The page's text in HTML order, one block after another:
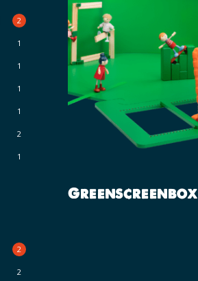
2
1
1
1
1
2
1
2
2
Greenscreenbox